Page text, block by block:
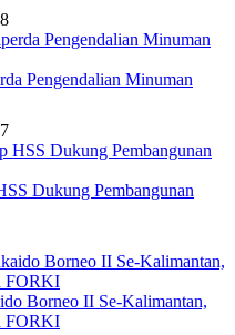
Pengendalian Minuman
Dukung Pembangunan
Borneo II Se-Kalimantan,
FORKI